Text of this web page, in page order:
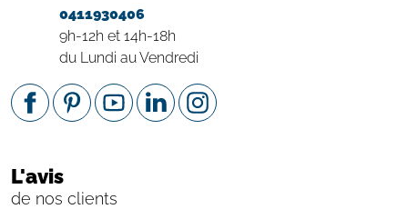
0411930406
9h-12h et 14h-18h
du Lundi au Vendredi
L'avis
de nos clients